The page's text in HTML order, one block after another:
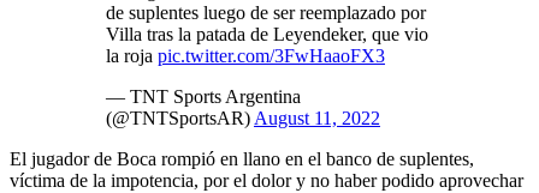
de suplentes luego de ser reemplazado por
Villa tras la patada de Leyendeker, que vio
la roja pic.twitter.com/3FwHaaoFX3
— TNT Sports Argentina
(@TNTSportsAR) August 11, 2022
El jugador de Boca rompió en llano en el banco de suplentes,
víctima de la impotencia, por el dolor y no haber podido aprovechar